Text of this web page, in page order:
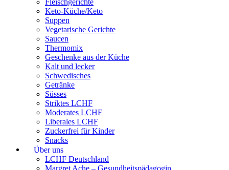
Fleischgerichte
Keto-Küche/Keto
Suppen
Vegetarische Gerichte
Saucen
Thermomix
Geschenke aus der Küche
Kalt und lecker
Schwedisches
Getränke
Süsses
Striktes LCHF
Moderates LCHF
Liberales LCHF
Zuckerfrei für Kinder
Snacks
Über uns
LCHF Deutschland